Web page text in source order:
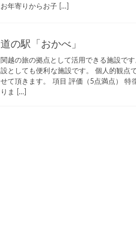
お年寄りからお子 […]
道の駅「おかべ」
関越の旅の拠点として活用できる施設で
設としても便利な施設です。 個人的観点
せて頂きます。 項目 評価（5点満点） 特
りま […]